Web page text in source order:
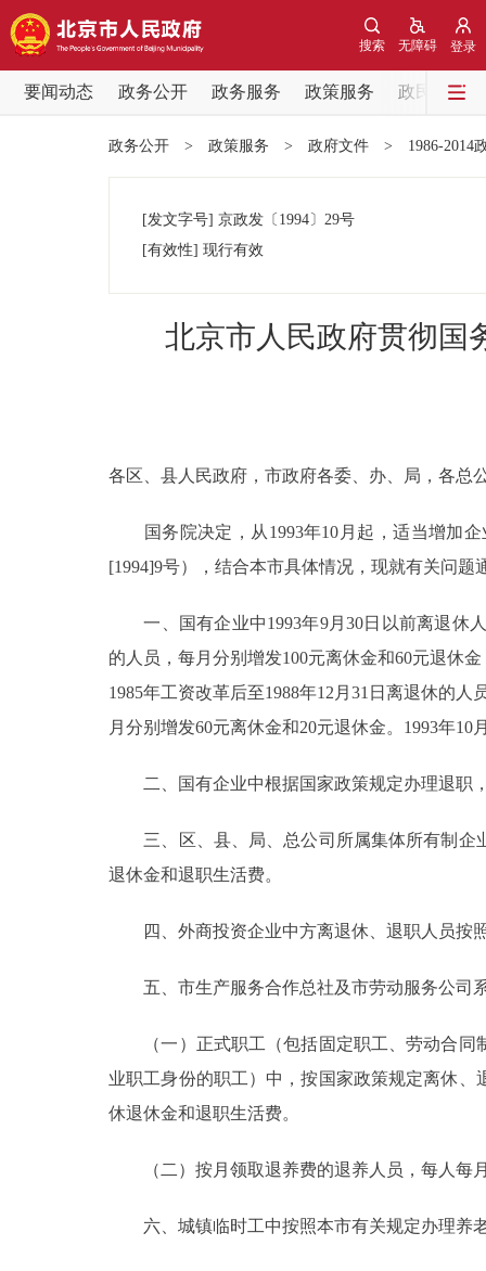
登录
无障碍
搜索
要闻动态 政务公开 政务服务 政策服务
政民互动
党中央精神
政策兑现
决策公开
个人服务
便民服务
中介服务
政民互动
北京概况
政务公开 > 政策服务 > 政府文件 > 1986-2014
[发文字号] 京政发 〔1994〕 29号
[有效性] 现行有效
北京市人民政府贯彻国
各区、县人民政府，市政府各委、办、局，各总
国务院决定，从1993年10月起，适当增加企
[1994]9号），结合本市具体情况，现就有关问题
一、国有企业中1993年9月30日以前离退休人
的人员，每月分别增发100元离休金和60元退休
1985年工资改革后至1988年12月31日离退休的
月分别增发60元离休金和20元退休金。1993年
二、国有企业中根据国家政策规定办理退职
三、区、县、局、总公司所属集体所有制企
退休金和退职生活费。
四、外商投资企业中方离退休、退职人员按照
五、市生产服务合作总社及市劳动服务公司
（一）正式职工（包括固定职工、劳动合同
业职工身份的职工）中，按国家政策规定离休
休退休金和退职生活费。
（二）按月领取退养费的退养人员，每人每
六、城镇临时工中按照本市有关规定办理养老